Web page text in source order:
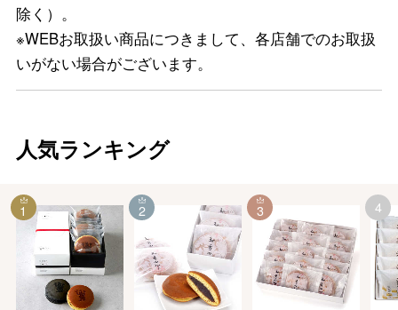
除く）。
※WEBお取扱い商品につきまして、各店舗でのお取扱
いがない場合がございます。
人気ランキング
1 2 3 4